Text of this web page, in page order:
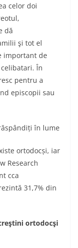
celor doi
dă
şi tot el
important de
În
pentru a
episcopii sau
în lume
ortodocși, iar
Research
cca
31,7% din
ortodocşi